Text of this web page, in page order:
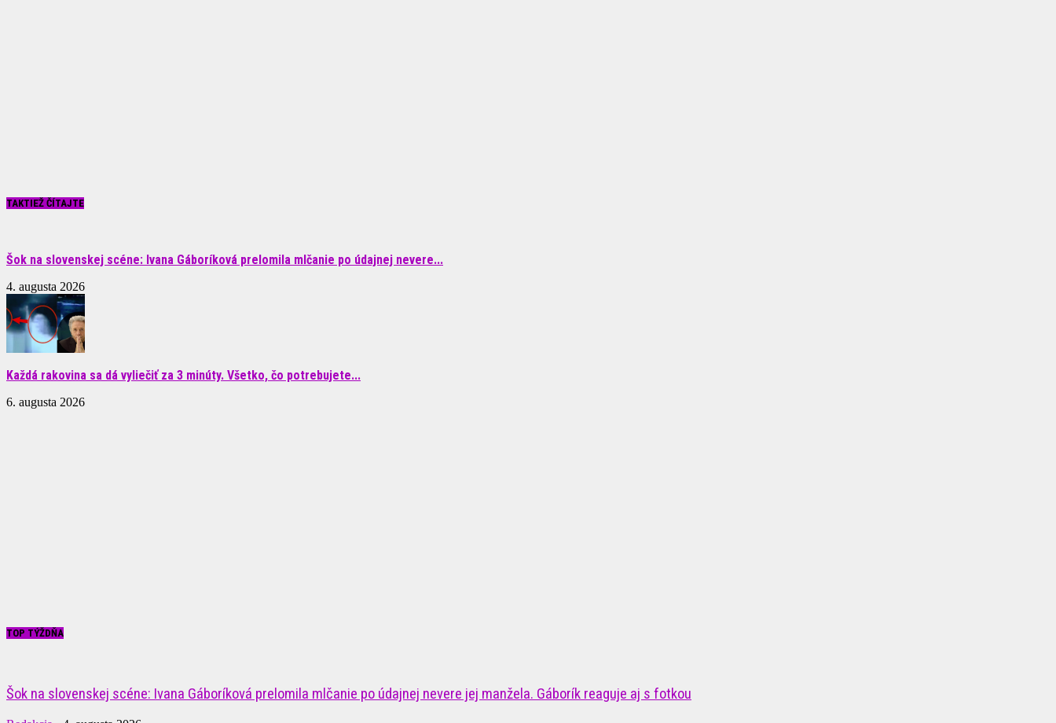
TAKTIEŽ ČÍTAJTE
Šok na slovenskej scéne: Ivana Gáboríková prelomila mlčanie po údajnej nevere...
4. augusta 2026
Každá rakovina sa dá vyliečiť za 3 minúty. Všetko, čo potrebujete...
6. augusta 2026
TOP TÝŽDŇA
Šok na slovenskej scéne: Ivana Gáboríková prelomila mlčanie po údajnej nevere jej manžela. Gáborík reaguje aj s fotkou